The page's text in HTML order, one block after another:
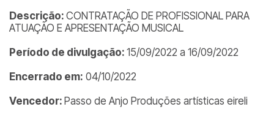
Descrição: CONTRATAÇÃO DE PROFISSIONAL PARA
ATUAÇÃO E APRESENTAÇÃO MUSICAL
Período de divulgação: 15/09/2022 a 16/09/2022
Encerrado em: 04/10/2022
Vencedor: Passo de Anjo Produções artísticas eireli